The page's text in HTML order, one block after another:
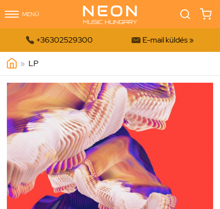
MENÜ
 +36302529300  E-mail küldés »
» LP